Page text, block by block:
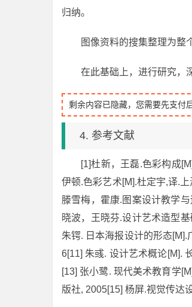
归纳。
图像资料的搜集整理为整
在此基础上，进行研究，
剩余内容已隐藏，您需要先支付
4. 参考文献
[1]杜新，王磊.色彩构成
伊顿.色彩艺术[M].杜定宇,译.
滕雪梅，霍康.图案设计教学
晓波，王晓芬.设计艺术造型
朱锷. 日本海报设计的形态
6[11] 朱彧. 设计艺术概论[M].
[13] 张小鹭. 现代美术教育学
版社, 2005[15] 杨屏.视觉传达